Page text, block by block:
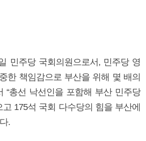
민주당 국회의원으로서, 민주당 영
한 책임감으로 부산을 위해 몇 배의
“총선 낙선인을 포함해 부산 민주당
175석 국회 다수당의 힘을 부산에
.